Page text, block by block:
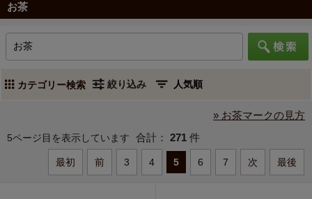
お茶
カテゴリー検索 絞り込み
» お茶マークの見方
5ページ目を表示しています 合計： 271 件
最初 前 3 4 5 6 7 次 最後